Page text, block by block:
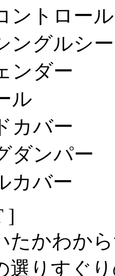
ントロール
ングルシ
ンダー
ル
カバー
ダンパー
カバー
]
たかわか
選りすぐ